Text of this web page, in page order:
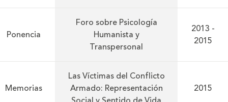
Ponencia
Foro sobre Psicología
Humanista y
Transpersonal
2013 -
2015
Memorias
Las Víctimas del Conflicto
Armado: Representación
2015